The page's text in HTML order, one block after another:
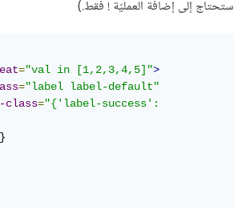
ستحتاج إلى إضافة العمليّة ! فقط.)
="val in [1,2,3,4,5]">
="label label-default"
class="{'label-success':